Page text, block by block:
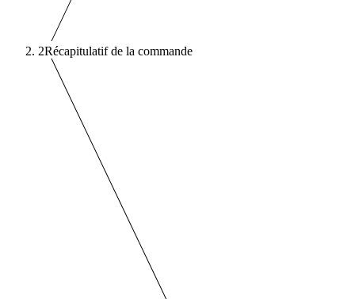
2Récapitulatif de la commande